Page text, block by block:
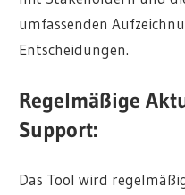
umfassenden
Entscheidungen.
Regelmäßige
Support:
Das Tool wird